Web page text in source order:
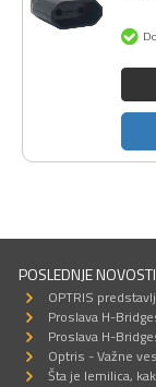
POSLEDNJE NOVOSTI
OPTRIS
Proslava H-
Proslava H-
Optris - Važne
Šta je lemilica,